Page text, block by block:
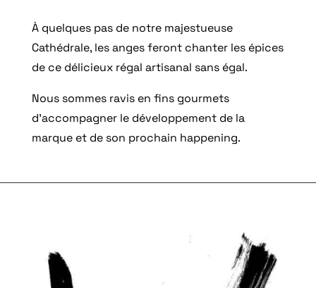
À quelques pas de notre majestueuse
Cathédrale, les anges feront chanter les épices
de ce délicieux régal artisanal sans égal.
Nous sommes ravis en fins gourmets
d’accompagner le développement de la
marque et de son prochain happening.